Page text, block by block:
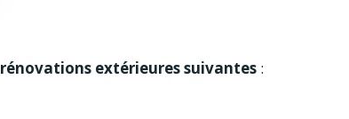
rénovations extérieures suivantes :